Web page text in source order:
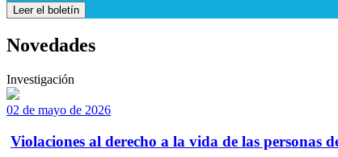
Leer el boletín
Novedades
Investigación
02 de mayo de 2026
Violaciones al derecho a la vida de las personas